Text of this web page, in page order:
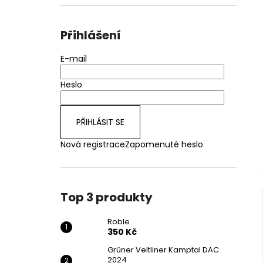
Přihlášení
E-mail
Heslo
PŘIHLÁSIT SE
Nová registraceZapomenuté heslo
Top 3 produkty
Roble
350 Kč
Grüner Veltliner Kamptal DAC
2024